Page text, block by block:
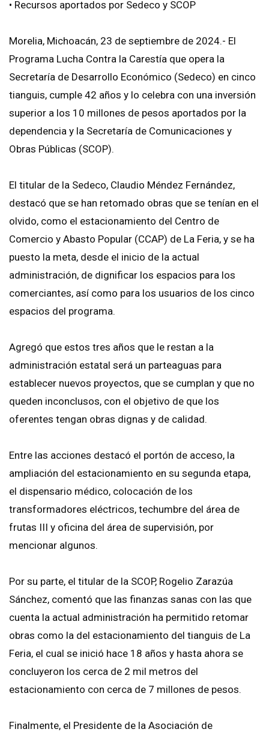
•⁠ ⁠Recursos aportados por Sedeco y SCOP
Morelia, Michoacán, 23 de septiembre de 2024.- El
Programa Lucha Contra la Carestía que opera la
Secretaría de Desarrollo Económico (Sedeco) en cinco
tianguis, cumple 42 años y lo celebra con una inversión
superior a los 10 millones de pesos aportados por la
dependencia y la Secretaría de Comunicaciones y
Obras Públicas (SCOP).
El titular de la Sedeco, Claudio Méndez Fernández,
destacó que se han retomado obras que se tenían en el
olvido, como el estacionamiento del Centro de
Comercio y Abasto Popular (CCAP) de La Feria, y se ha
puesto la meta, desde el inicio de la actual
administración, de dignificar los espacios para los
comerciantes, así como para los usuarios de los cinco
espacios del programa.
Agregó que estos tres años que le restan a la
administración estatal será un parteaguas para
establecer nuevos proyectos, que se cumplan y que no
queden inconclusos, con el objetivo de que los
oferentes tengan obras dignas y de calidad.
Entre las acciones destacó el portón de acceso, la
ampliación del estacionamiento en su segunda etapa,
el dispensario médico, colocación de los
transformadores eléctricos, techumbre del área de
frutas III y oficina del área de supervisión, por
mencionar algunos.
Por su parte, el titular de la SCOP, Rogelio Zarazúa
Sánchez, comentó que las finanzas sanas con las que
cuenta la actual administración ha permitido retomar
obras como la del estacionamiento del tianguis de La
Feria, el cual se inició hace 18 años y hasta ahora se
concluyeron los cerca de 2 mil metros del
estacionamiento con cerca de 7 millones de pesos.
Finalmente, el Presidente de la Asociación de